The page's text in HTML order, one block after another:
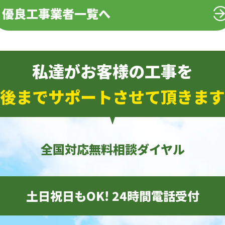
優良工事業者一覧へ
私達がお客様の工事を
までサポートさせて頂きま
全国対応無料相談ダイヤル
土日祝日もOK! 24時間電話受付